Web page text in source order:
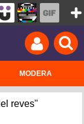
MODERA
reves"